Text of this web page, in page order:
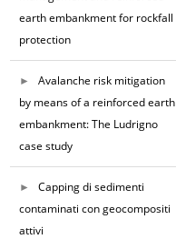
earth embankment for rockfall
protection
Avalanche risk mitigation
by means of a reinforced earth
embankment: The Ludrigno
case study
Capping di sedimenti
contaminati con geocompositi
attivi